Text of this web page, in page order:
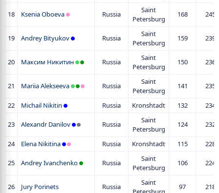
18 Ksenia Oboeva Russia
Saint
Petersburg
168 245
19 Andrey Bityukov Russia
Saint
Petersburg
159 239
20 Максим Никитин Russia
Saint
Petersburg
150 236
21 Mariia Alekseeva Russia
Saint
Petersburg
141 235
22 Michail Nikitin Russia Kronshtadt 132 234
23 Alexandr Danilov Russia
Saint
Petersburg
124 232
24 Elena Nikitina Russia Kronshtadt 115 228
25 Andrey Ivanchenko Russia
Saint
Petersburg
106 224
26 Jury Porinets Russia
Saint
97 218